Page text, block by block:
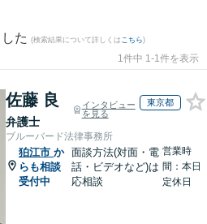
た (検索結果について詳しくは こちら)
1件中 1-1件を表示
佐藤 良
弁護士
インタビュー
を見る
東京都
ブルーバード法律事務所
狛江市 か
らも相談
受付中
面談方法(対面・電
話・ビデオなど)は
応相談
営業時
間：本日
定休日